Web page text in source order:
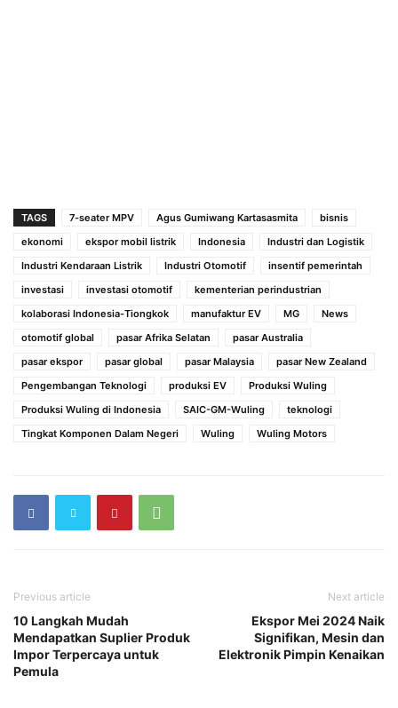
TAGS 7-seater MPV Agus Gumiwang Kartasasmita
bisnis
ekonomi
ekspor mobil listrik Indonesia
Industri dan Logistik
Industri Kendaraan Listrik
Industri Otomotif
insentif pemerintah
investasi
investasi otomotif
kementerian perindustrian
kolaborasi Indonesia-Tiongkok
manufaktur EV MG
News
otomotif global
pasar Afrika Selatan
pasar Australia
pasar ekspor
pasar global pasar Malaysia
pasar New Zealand
Pengembangan Teknologi
produksi EV
Produksi Wuling
Produksi Wuling di Indonesia
SAIC-GM-Wuling
teknologi
Tingkat Komponen Dalam Negeri
Wuling Wuling Motors
Previous article
10 Langkah Mudah
Mendapatkan Suplier Produk
Impor Terpercaya untuk
Pemula
Next article
Ekspor Mei 2024 Naik
Signifikan, Mesin dan
Elektronik Pimpin Kenaikan